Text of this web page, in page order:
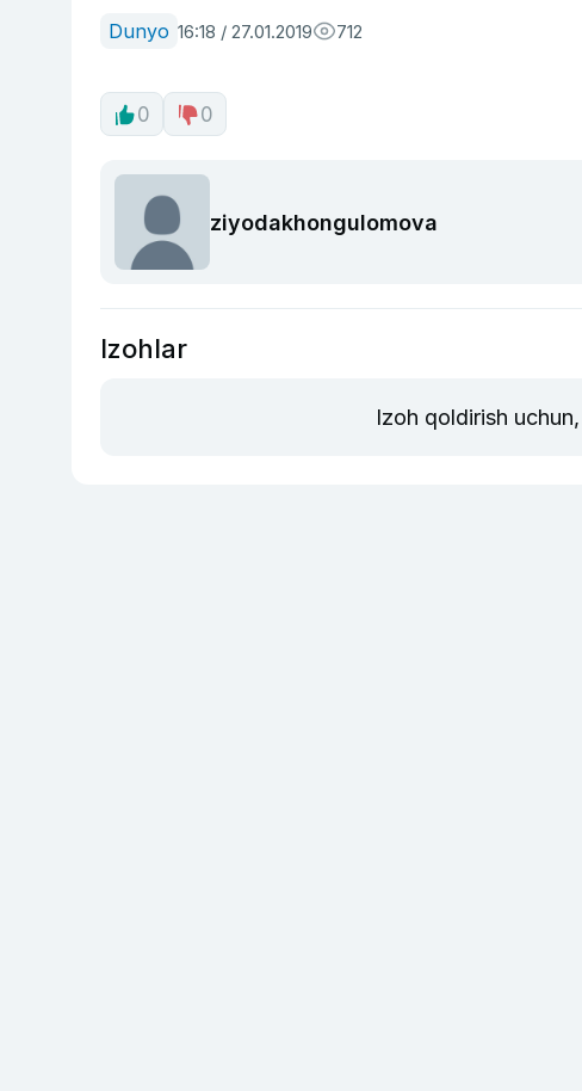
Dunyo 16:18 / 27.01.2019 712
0 0
ziyodakhongulomova
Izohlar
Izoh qoldirish